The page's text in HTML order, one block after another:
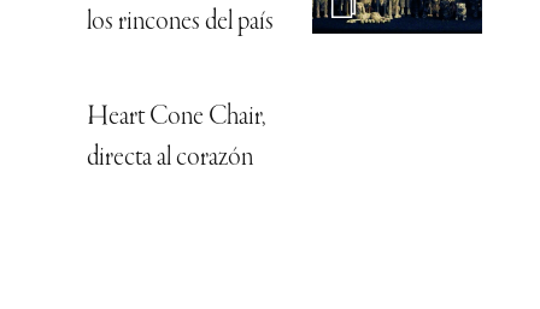
los rincones del país
Heart Cone Chair,
directa al corazón